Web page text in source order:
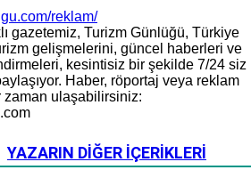
reklam/
gazetemiz, Turizm Günlüğü, Türkiye
gelişmelerini, güncel haberleri ve
kesintisiz bir şekilde 7/24 siz
Haber, röportaj veya reklam
ulaşabilirsiniz:
YAZARIN DIĞER İÇERIKLERI